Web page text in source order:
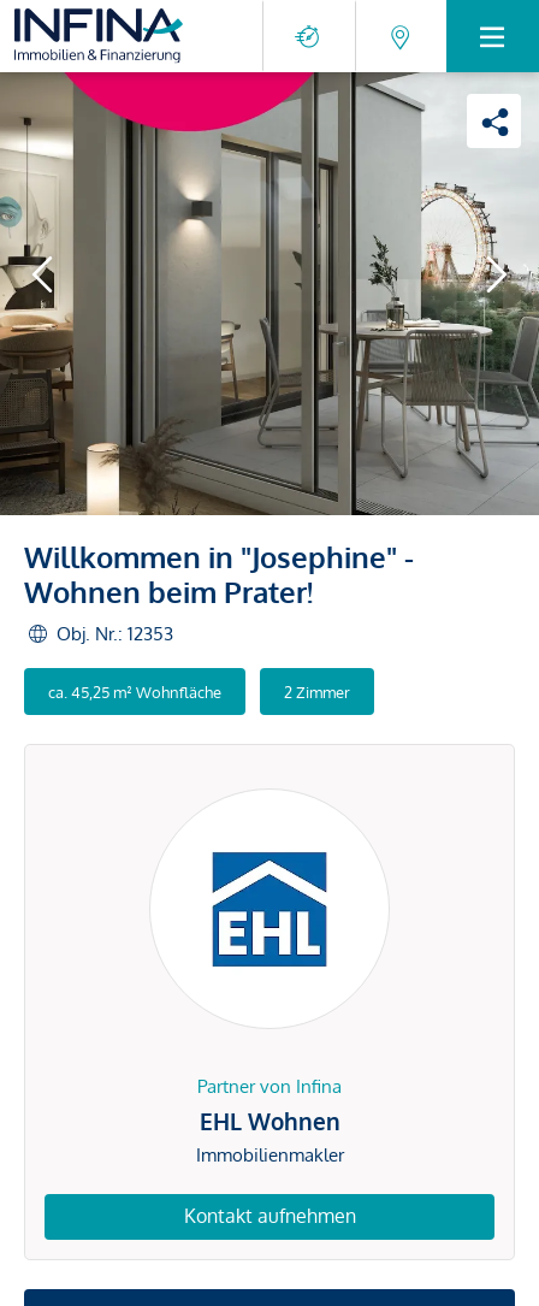
Willkommen in "Josephine" -
Wohnen beim Prater!
Obj. Nr.: 12353
ca. 45,25 m² Wohnfläche 2 Zimmer
Partner von Infina
EHL Wohnen
Immobilienmakler
Kontakt aufnehmen